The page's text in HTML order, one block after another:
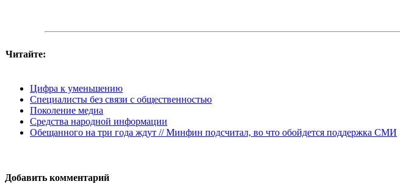
Читайте:
Цифра к уменьшению
Специалисты без связи с общественностью
Поколение медиа
Средства народной информации
Обещанного на три года ждут // Минфин подсчитал, во что обойдется поддержка СМИ
Добавить комментарий